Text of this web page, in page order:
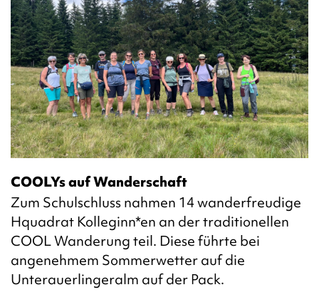
COOLYs auf Wanderschaft
Zum Schulschluss nahmen 14 wanderfreudige
Hquadrat Kolleginn*en an der traditionellen
COOL Wanderung teil. Diese führte bei
angenehmem Sommerwetter auf die
Unterauerlingeralm auf der Pack.